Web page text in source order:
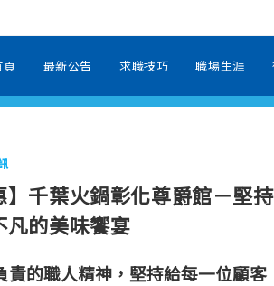
頁 最新公告 求職技巧 職場生涯
】千葉火鍋彰化尊爵館－堅持
凡的美味饗宴
責的職人精神，堅持給每一位顧客